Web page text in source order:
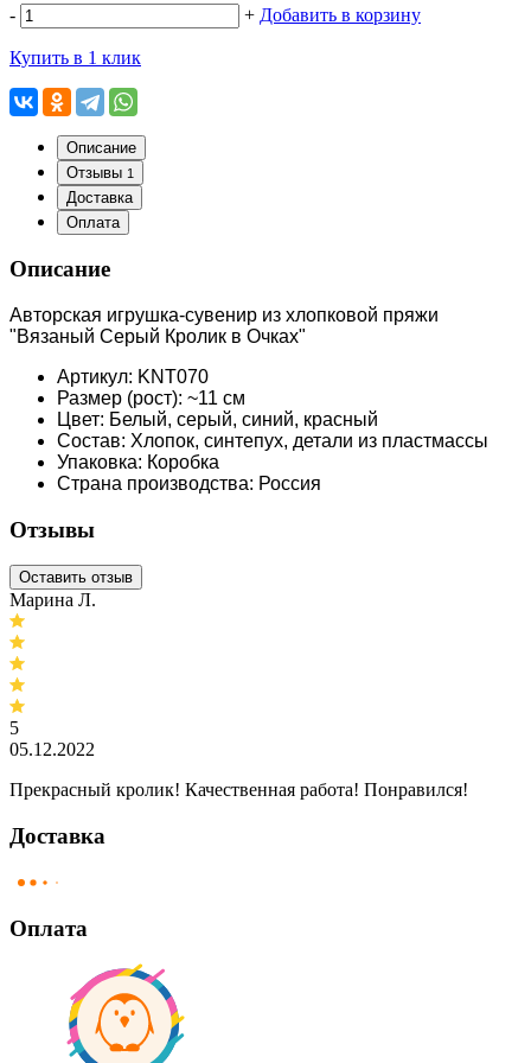
- + Добавить в корзину
Купить в 1 клик
Описание
Отзывы 1
Доставка
Оплата
Описание
Авторская игрушка-сувенир из хлопковой пряжи
"Вязаный Серый Кролик в Очках"
Артикул: KNT070
Размер (рост): ~11 см
Цвет: Белый, серый, синий, красный
Состав: Хлопок, синтепух, детали из пластмассы
Упаковка: Коробка
Страна производства: Россия
Отзывы
Оставить отзыв
Марина Л.
5
05.12.2022
Прекрасный кролик! Качественная работа! Понравился!
Доставка
Оплата